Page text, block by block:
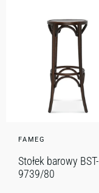
FAMEG
Stołek barowy BST-
9739/80